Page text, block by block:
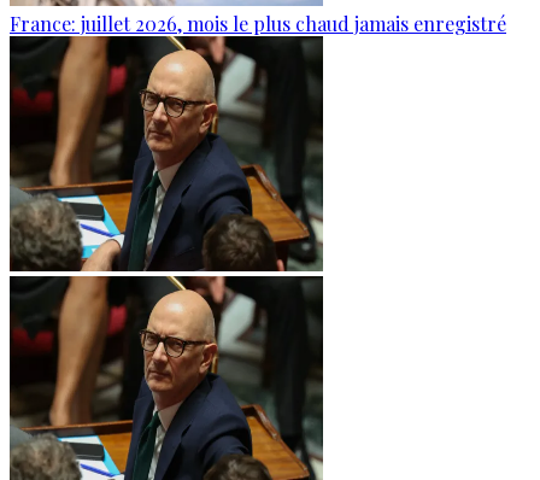
France: juillet 2026, mois le plus chaud jamais enregistré